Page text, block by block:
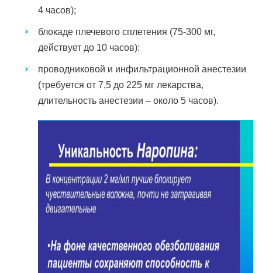
4 часов);
блокаде плечевого сплетения (75-300 мг,
действует до 10 часов):
проводниковой и инфильтрационной анестезии
(требуется от 7,5 до 225 мг лекарства,
длительность анестезии – около 5 часов).